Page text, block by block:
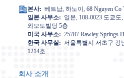
본사: 베트남, 하노이, 68 Nguyen
일본 사무소: 일본, 108-0023 도쿄
와모토빌딩 5층
미국 사무소: 25787 Rawley Springs
한국 사무실: 서울특별시 서초구 강
1214호
회사 소개